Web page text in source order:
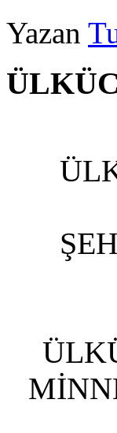
Yazan